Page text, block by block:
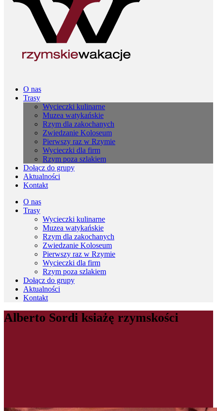
O nas
Trasy
Wycieczki kulinarne
Muzea watykańskie
Rzym dla zakochanych
Zwiedzanie Koloseum
Pierwszy raz w Rzymie
Wycieczki dla firm
Rzym poza szlakiem
Dołącz do grupy
Aktualności
Kontakt
O nas
Trasy
Wycieczki kulinarne
Muzea watykańskie
Rzym dla zakochanych
Zwiedzanie Koloseum
Pierwszy raz w Rzymie
Wycieczki dla firm
Rzym poza szlakiem
Dołącz do grupy
Aktualności
Kontakt
Alberto Sordi ksiażę rzymskości